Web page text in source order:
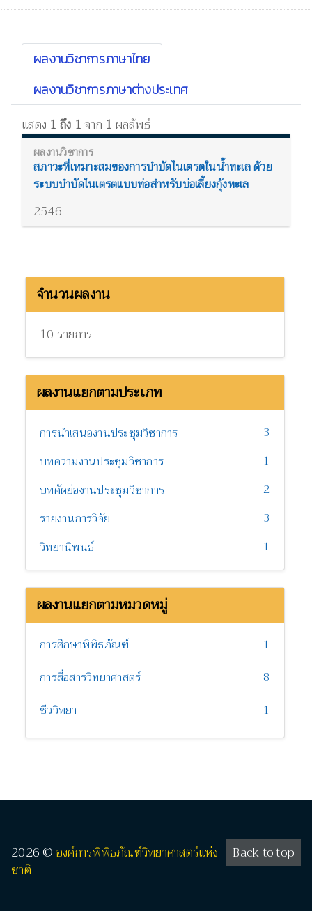
ผลงานวิชาการภาษาไทย
ผลงานวิชาการภาษาต่างประเทศ
แสดง 1 ถึง 1จาก 1 ผลลัพธ์
สภาวะที่เหมาะสมของการบำบัดไนเตรตในน้ำทะเล ด้วย
ระบบบำบัดไนเตรตแบบท่อสำหรับบ่อเลี้ยงกุ้งทะเล
2546
จำนวนผลงาน
10 รายการ
ผลงานแยกตามประเภท
การนำเสนองานประชุมวิชาการ
3
บทความงานประชุมวิชาการ
1
บทคัดย่องานประชุมวิชาการ
2
รายงานการวิจัย
3
วิทยานิพนธ์
1
ผลงานแยกตามหมวดหมู่
การศึกษาพิพิธภัณฑ์
1
การสื่อสารวิทยาศาสตร์
8
ชีววิทยา
1
Back to top
2026 © องค์การพิพิธภัณฑ์วิทยาศาสตร์แห่ง
ชาติ